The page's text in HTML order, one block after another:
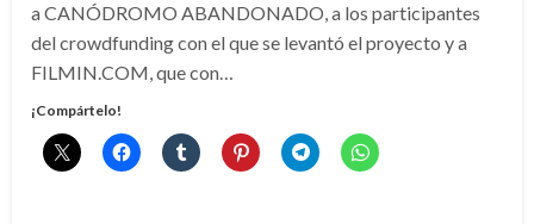
a CANÓDROMO ABANDONADO, a los participantes
del crowdfunding con el que se levantó el proyecto y a
FILMIN.COM, que con…
¡Compártelo!